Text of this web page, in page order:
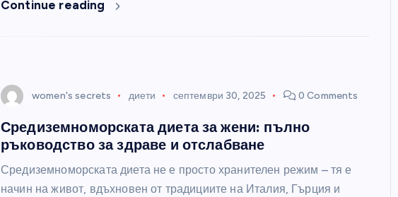
Continue reading
women's secrets диети септември 30, 2025 0 Comments
Средиземноморската диета за жени: пълно
ръководство за здраве и отслабване
Средиземноморската диета не е просто хранителен режим – тя е
начин на живот, вдъхновен от традициите на Италия, Гърция и
women's secrets септември 26, 2025